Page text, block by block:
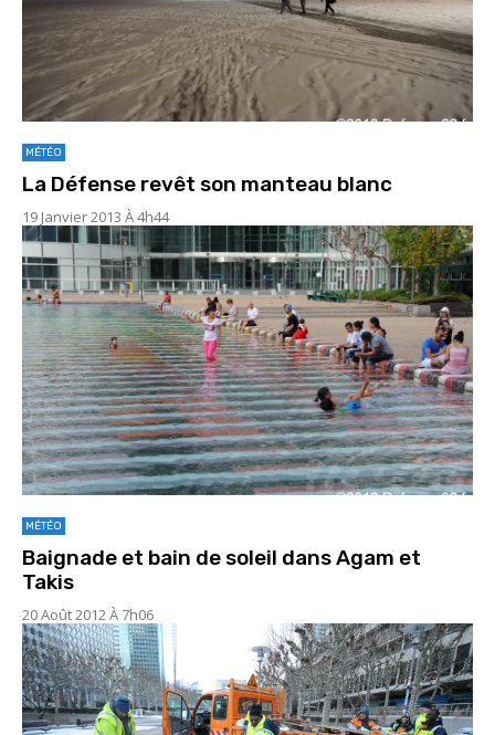
MÉTÉO
La Défense revêt son manteau blanc
19 Janvier 2013 À 4h44
MÉTÉO
Baignade et bain de soleil dans Agam et
Takis
20 Août 2012 À 7h06